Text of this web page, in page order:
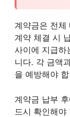
계약금은 전체
계약 체결 시
사이에 지급하
니다. 각 금액
을 예방해야
계약금 납부
드시 확인해야